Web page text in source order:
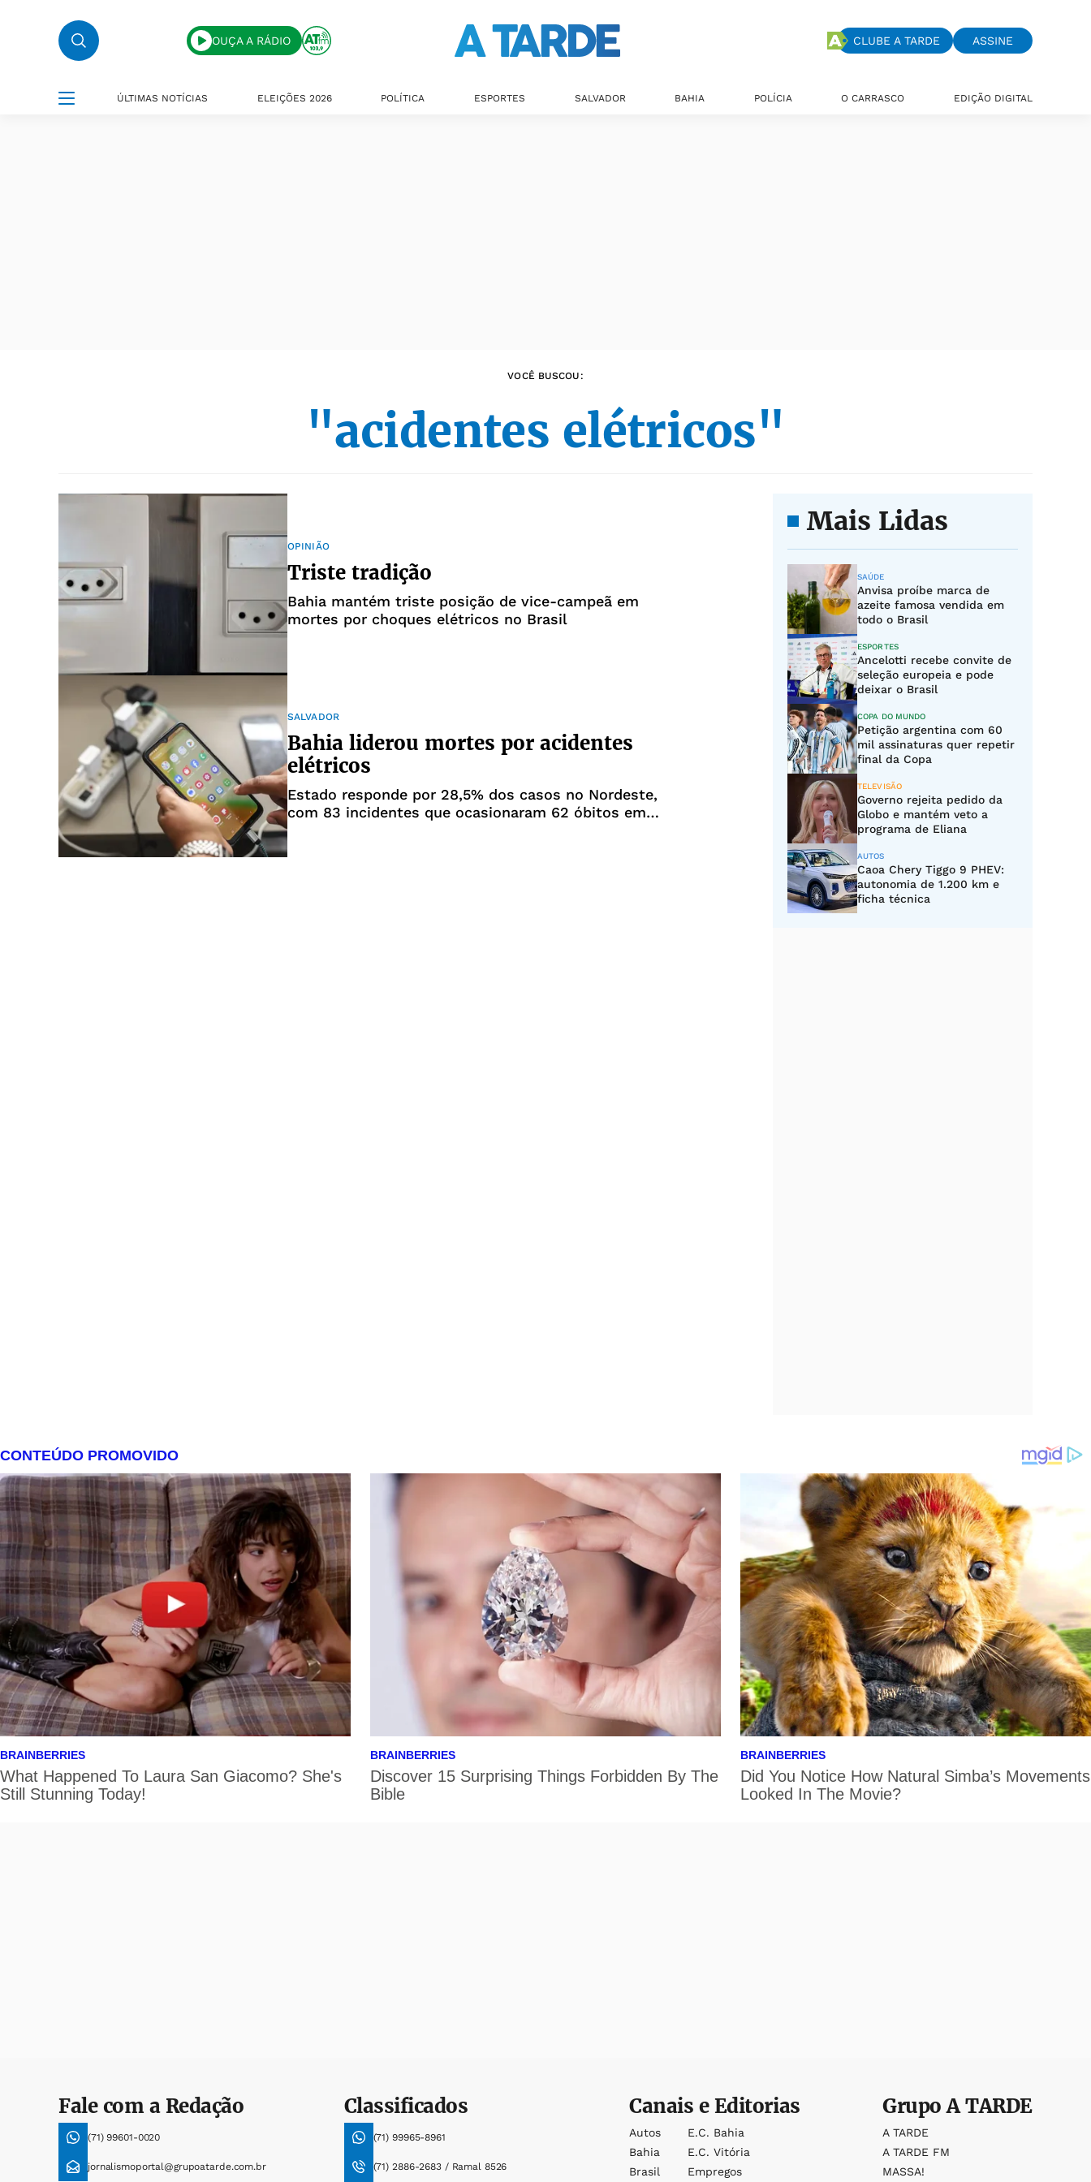
OUÇA A RÁDIO CLUBE A TARDE ASSINE
ÚLTIMAS NOTÍCIAS ELEIÇÕES 2026 POLÍTICA ESPORTES SALVADOR BAHIA POLÍCIA O CARRASCO EDIÇÃO DIGITAL
VOCÊ BUSCOU:
"acidentes elétricos"
OPINIÃO
Triste tradição
Bahia mantém triste posição de vice-campeã em
mortes por choques elétricos no Brasil
SALVADOR
Bahia liderou mortes por acidentes
elétricos
Estado responde por 28,5% dos casos no Nordeste,
com 83 incidentes que ocasionaram 62 óbitos em
Mais Lidas
SAÚDE
Anvisa proíbe marca de
azeite famosa vendida em
todo o Brasil
ESPORTES
Ancelotti recebe convite de
seleção europeia e pode
deixar o Brasil
COPA DO MUNDO
Petição argentina com 60
mil assinaturas quer repetir
final da Copa
TELEVISÃO
Governo rejeita pedido da
Globo e mantém veto a
programa de Eliana
AUTOS
Caoa Chery Tiggo 9 PHEV:
autonomia de 1.200 km e
ficha técnica
Fale com a Redação
(71) 99601-0020
jornalismoportal@grupoatarde.com.br
Classificados
(71) 99965-8961
(71) 2886-2683 / Ramal 8526
Canais e Editorias
Autos
Bahia
Brasil
E.c. Bahia
E.c. Vitória
Empregos
GrupoA TARDE
A TARDE
A TARDE FM
MASSA!